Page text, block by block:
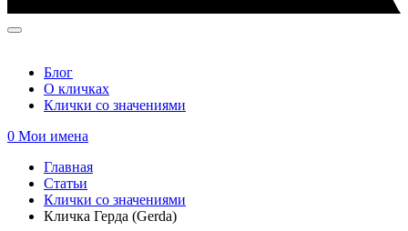
Блог
О кличках
Клички со значениями
0 Мои имена
Вы здесь
Главная
Статьи
Клички со значениями
Кличка Герда (Gerda)